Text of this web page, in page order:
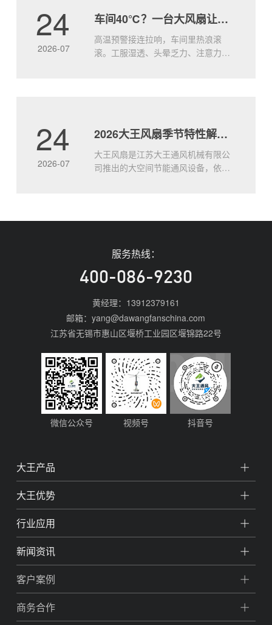
质：空气不动，热量就堆着车间顶部
地面.....
24
2026-07
车间40℃？一台大风扇让工人效率飙升
高温预警接连拉响，车间里热浪滚
滚。工服湿透、头晕乏力、注意力涣
面通风？大王通风工业大风扇，直径
流动，形成持续.....
24
2026-07
2026大王风扇季节特性解析 四季适配使用全攻略
大王风扇是江苏大王通风机械有限公
司推出的大空间节能通风设备，依托
核心基础特性说明大王通风工业风扇
传统多台小风扇的分散布置方案，
2026年主流产品单台覆盖面积可达
1800㎡以上，整体.....
服务热线：
400-086-9230
黄经理：13912379161
邮箱：yang@dawangfanschina.com
江苏省无锡市惠山区堰桥工业园区堰锦路22号
微信公众号 视频号 抖音号
大王产品
大王优势
行业应用
新闻资讯
客户案例
商务合作